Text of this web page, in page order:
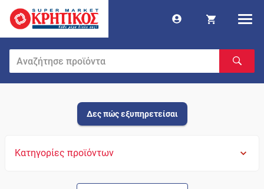
Δες πώς εξυπηρετείσαι
Κατηγορίες προϊόντων